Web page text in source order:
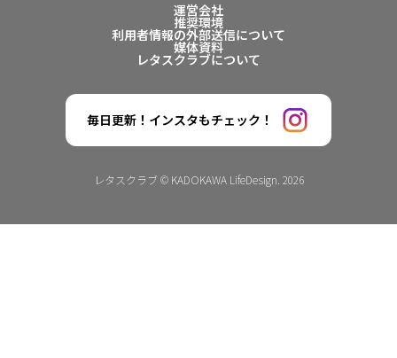
運営会社
推奨環境
利用者情報の外部送信について
媒体資料
レタスクラブについて
毎日更新！インスタもチェック！
レタスクラブ © KADOKAWA LifeDesign. 2026